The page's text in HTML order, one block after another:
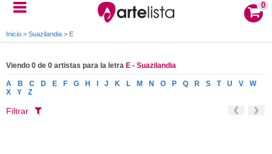
0
Inicio > Suazilandia > E
Viendo 0 de 0 artistas para la letra E - Suazilandia
A B C D E F G H J K L M N O P Q R S T U V
W
X
Y Z
Filtrar